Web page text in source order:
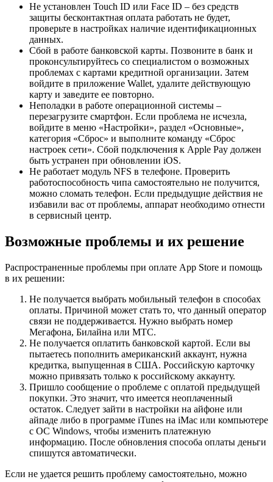
Не установлен Touch ID или Face ID – без средств
защиты бесконтактная оплата работать не будет,
проверьте в настройках наличие идентификационных
данных.
Сбой в работе банковской карты. Позвоните в банк и
проконсультируйтесь со специалистом о возможных
проблемах с картами кредитной организации. Затем
войдите в приложение Wallet, удалите действующую
карту и заведите ее повторно.
Неполадки в работе операционной системы –
перезагрузите смартфон. Если проблема не исчезла,
войдите в меню «Настройки», раздел «Основные»,
категория «Сброс» и выполните команду «Сброс
настроек сети». Сбой подключения к Apple Pay должен
быть устранен при обновлении iOS.
Не работает модуль NFS в телефоне. Проверить
работоспособность чипа самостоятельно не получится,
можно сломать телефон. Если предыдущие действия не
избавили вас от проблемы, аппарат необходимо отнести
в сервисный центр.
Возможные проблемы и их решение
Распространенные проблемы при оплате App Store и помощь
в их решении:
Не получается выбрать мобильный телефон в способах
оплаты. Причиной может стать то, что данный оператор
связи не поддерживается. Нужно выбрать номер
Мегафона, Билайна или МТС.
Не получается оплатить банковской картой. Если вы
пытаетесь пополнить американский аккаунт, нужна
кредитка, выпущенная в США. Российскую карточку
можно привязать только к российскому аккаунту.
Пришло сообщение о проблеме с оплатой предыдущей
покупки. Это значит, что имеется неоплаченный
остаток. Следует зайти в настройки на айфоне или
айпаде либо в программе iTunes на iMac или компьютере
с ОС Windows, чтобы изменить платежную
информацию. После обновления способа оплаты деньги
спишутся автоматически.
Если не удается решить проблему самостоятельно, можно